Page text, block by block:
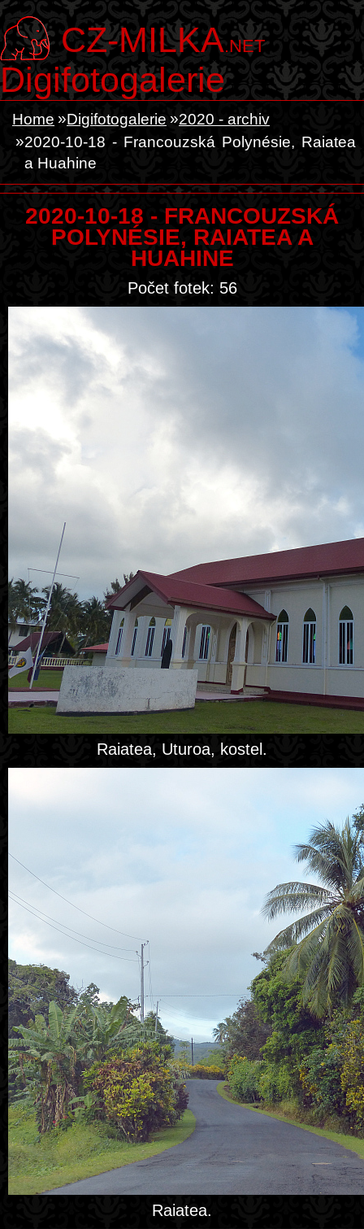
CZ-MILKA.NET
Digifotogalerie
Home Digifotogalerie
2020 - archiv
2020-10-18 - Francouzská Polynésie, Raiatea
a Huahine
2020-10-18 - FRANCOUZSKÁ
POLYNÉSIE, RAIATEA A
HUAHINE
Počet fotek: 56
Raiatea, Uturoa, kostel.
Raiatea.